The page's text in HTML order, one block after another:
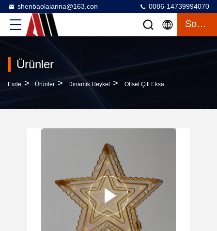
shenbaolaianna@163.con 0086-14739994070
Sohbet
Ürünler
Evde > Ürünler > Dinamik Heykel > Offset Çift Eksantrik Pentagram LED Dekor Işık Mat Şampanya Altın Dalgalı Çürük Demir Çerçeve Ve IP65 Dış Dekorasyon Için Su Geçirmez